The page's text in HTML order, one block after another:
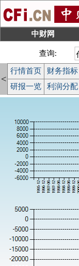
中财网
查询:
<
行情首页 财务指标
研报一览
利润分配